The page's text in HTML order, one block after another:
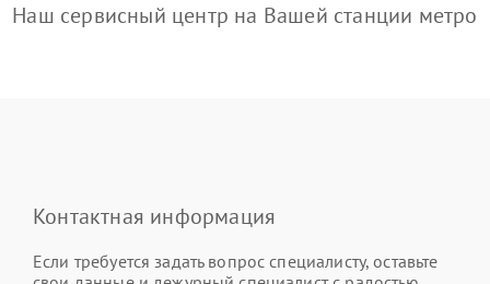
Наш сервисный центр на Вашей станции метро
Контактная информация
Если требуется задать вопрос специалисту, оставьте